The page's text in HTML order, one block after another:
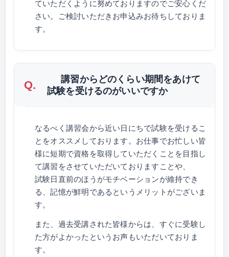
ていただくように努めておりますのでご安心くだ
さい。ご検討いただきお申込みお待ちしておりま
す。
講習からどのくらい期間をあけて
試験を受けるのがいいですか
なるべく講習会から近い日にちで試験を受けるこ
とをオススメしております。お仕事でお忙しい皆
様に短期で資格を取得していただくことを目指し
て講習をさせていただいておりますことや、
試験日直前のほうがモチベーションが維持でき
る、記憶が鮮明であるというメリットがございま
す。
また、過去受講された皆様からは、すぐに受験し
た方がよかったというお声もいただいておりま
す。